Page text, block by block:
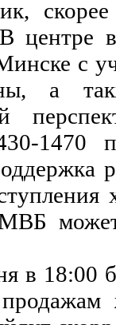
центре
с
а
1470
18:00